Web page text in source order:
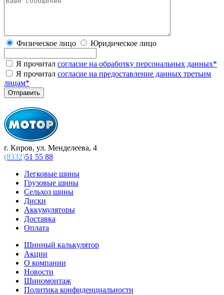
Физическое лицо Юридическое лицо
Я прочитал согласие на обработку персональных данных*
Я прочитал согласие на предоставление данных третьим
лицам*
г. Киров, ул. Менделеева, 4
(8332)51 55 88
Легковые шины
Грузовые шины
Сельхоз шины
Диски
Аккумуляторы
Доставка
Оплата
Шинный калькулятор
Акции
О компании
Новости
Шиномонтаж
Политика конфиденциальности